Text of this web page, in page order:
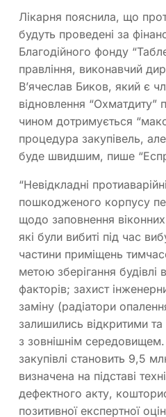
Лікарня пояснила, що
будуть проведені за
Благодійного фонду
правління, виконавчий
В’ячеслав Биков, який є
відновлення
чином дотримується
процедура закупівель,
буде швидшим, пише
“Невідкладні
пошкодженого корпусу
щодо заповнення
які були вибиті під час
частини приміщень
метою зберігання будівлі
факторів; захист
заміну (радіатори
залишились відкритими
з зовнішнім середовищем.
закупівлі становить 9,5
визначена на підставі
дефектного акту,
позитивної експертної